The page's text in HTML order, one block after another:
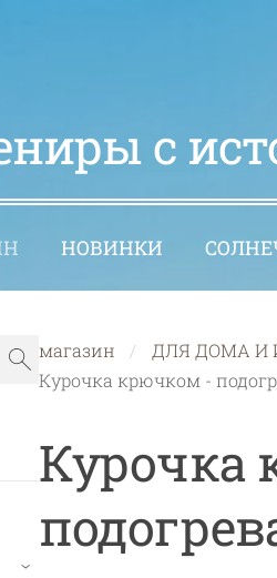
с
НОВИНКИ
›
магазин ДЛЯ ДОМА И
Курочка крючком -
Курочка